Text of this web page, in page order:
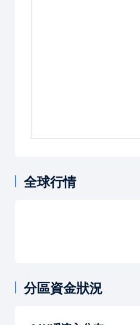
全球行情
分區資金狀況